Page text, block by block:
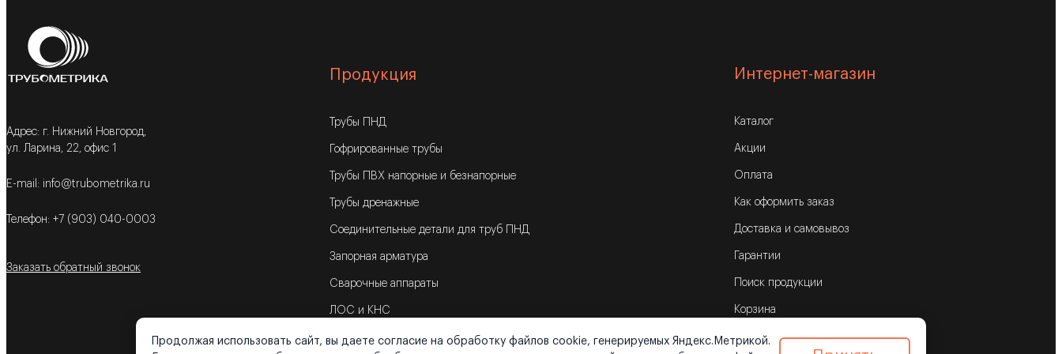
Адрес: г. Нижний Новгород,
ул. Ларина, 22, офис 1
E-mail: info@trubometrika.ru
Телефон: +7 (903) 040-0003
Заказать обратный звонок
Продукция
Трубы ПНД
Гофрированные трубы
Трубы ПВХ напорные и безнапорные
Трубы дренажные
Соединительные детали для труб ПНД
Запорная арматура
Сварочные аппараты
ЛОС и КНС
Интернет-магазин
Каталог
Акции
Оплата
Как оформить заказ
Доставка и самовывоз
Гарантии
Поиск продукции
Корзина
Продолжая использовать сайт, вы даете согласие на обработку файлов cookie, генерируемых Яндекс.Метрикой.